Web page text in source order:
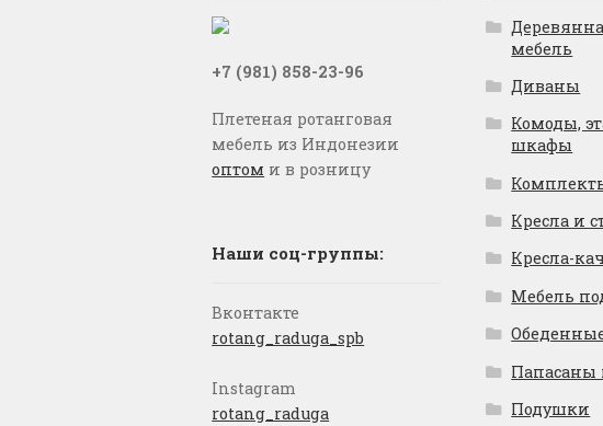
+7 (981) 858-23-96
Плетеная ротанговая
мебель из Индонезии
оптом и в розницу
Наши соц-группы:
Вконтакте
rotang_raduga_spb
Instagram
rotang_raduga
мебель
Диваны
Комоды,
шкафы
Кресла и
Кресла-
Мебель
Папасаны
Подушки